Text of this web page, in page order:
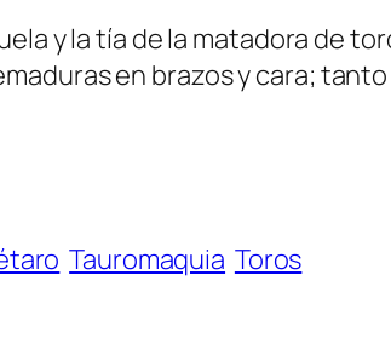
y la tía de la matadora de
en brazos y cara;
Tauromaquia Toros